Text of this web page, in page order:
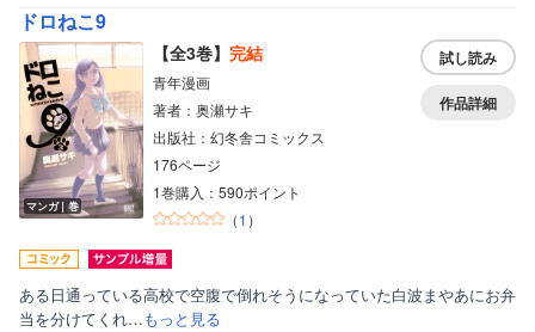
ドロねこ9
マンガ｜巻
【全3巻】 完結
青年漫画
著者：奥瀬サキ
出版社：幻冬舎コミックス
176ページ
1巻購入：590ポイント
（1 ）
試し読み
作品詳細
ある日通っている高校で空腹で倒れそうになっていた白波まやあにお弁
当を分けてくれ…もっと見る